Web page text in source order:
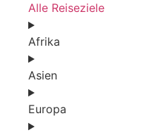
Alle Reiseziele
Afrika
Asien
Europa